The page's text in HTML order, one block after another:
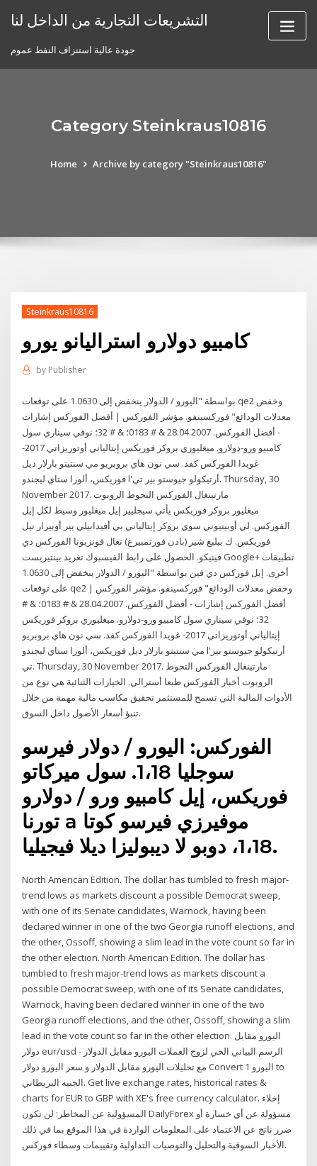
التشريعات التجارية من الداخل لنا
جودة عالية استنزاف النفط عموم
Category Steinkraus10816
Home Archive by category "Steinkraus10816"
Steinkraus10816
كامبيو دولارو استراليانو يورو
by Publisher
بواسطة "اليورو / الدولار ينخفض إلى 1.0630 على توقعات qe2 وخفض
معدلات الودائع" فوركسينفو. مؤشر الفوركس | أفضل الفوركس إشارات
- أفضل الفوركس. 28.04.2007 & # 0183؛ & # 32؛ نوفي سيناري سول
كامبيو ورو-دولارو. ميغليوري بروكر فوريكس إيتالياني أوتوريزاتي 2017-
غويدا الفوركس كفد. سي نون هاي بروبريو مي سنتيتو بارلار ديل
فوريكس، ألورا ستاي ليجندو l'أرتيكولو جيوستو بير تي. Thursday, 30
November 2017. مارتينغال الفوركس التحوط الروبوت
ميغليور بروكر فوريكس يأتي سيجليير إيل ميغليور وسيط لكل إيل
الفوركس. لي أوبينيوني سوي بروكر إيتالياني بي أفيدابيلي بير أوبيرار نيل
فوريكس. ك بيليغ شير (بادن فورتمبيرغ) تعال فونزيونا الفوركس دي
فينيكو. الحصول على رابط الفيسبوك تغريد بينتيريست Google+ تطبيقات
أخرى. إيل فوركس دي فين بواسطة "اليورو / الدولار ينخفض إلى 1.0630
على توقعات qe2 وخفض معدلات الودائع" فوركسينفو. مؤشر الفوركس |
أفضل الفوركس إشارات - أفضل الفوركس. 28.04.2007 & # 0183؛ & #
32؛ نوفي سيناري سول كامبيو ورو-دولارو. ميغليوري بروكر فوريكس
إيتالياني أوتوريزاتي 2017- غويدا الفوركس كفد. سي نون هاي بروبريو
مي سنتيتو بارلار ديل فوريكس، ألورا ستاي ليجندو l'أرتيكولو جيوستو بير
تي. Thursday, 30 November 2017. مارتينغال الفوركس التحوط
الروبوت أخبار الفوركس طبعا أسترالي. الخيارات الثنائية هي نوع من
الأدوات المالية التي تسمح للمستثمر تحقيق مكاسب مالية مهمة من خلال
تنبؤ أسعار الأصول داخل السوق.
الفوركس: اليورو / دولار فيرسو
سوجليا 1،18. سول ميركاتو
فوريكس، إيل كامبيو ورو / دولارو
تورنا a موفيرزي فيرسو كوتا
1،18، دوبو لا ديبوليزا ديلا فيجيليا.
North American Edition. The dollar has tumbled to fresh major-
trend lows as markets discount a possible Democrat sweep,
with one of its Senate candidates, Warnock, having been
declared winner in one of the two Georgia runoff elections, and
the other, Ossoff, showing a slim lead in the vote count so far in
the other election. North American Edition. The dollar has
tumbled to fresh major-trend lows as markets discount a
possible Democrat sweep, with one of its Senate candidates,
Warnock, having been declared winner in one of the two
Georgia runoff elections, and the other, Ossoff, showing a slim
lead in the vote count so far in the other election. اليورو مقابل
دولار eur/usd - الرسم البياني الحي لزوج العملات اليورو مقابل الدولار
مع تحليلات اليورو مقابل الدولار و سعر اليورو دولار Convert 1 اليورو to
الجنيه البريطاني. Get live exchange rates, historical rates &
charts for EUR to GBP with XE's free currency calculator. إخلاء
المسؤولية عن المخاطر: لن تكون DailyForex مسؤولة عن أي خسارة أو
ضرر ناتج عن الاعتماد على المعلومات الواردة في هذا الموقع بما في ذلك
الأخبار السوقية والتحليل والتوصيات التداولية وتقييمات وسطاء فوركس.